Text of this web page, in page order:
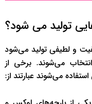
تولید می شود؟
و لطیفی تولید می‌شود
می‌شوند. برخی از
می‌شوند عبارتند از: